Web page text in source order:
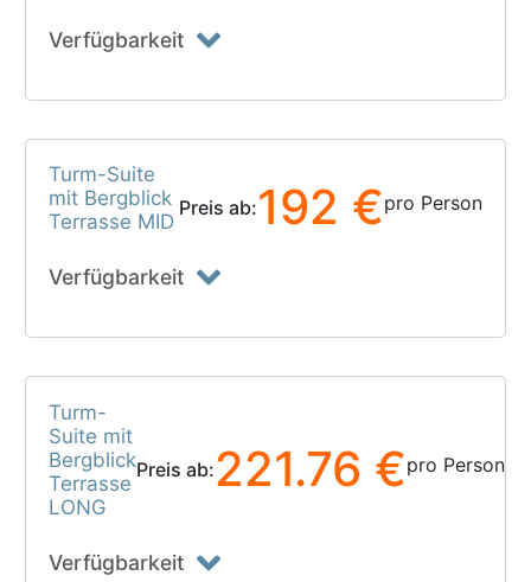
Verfügbarkeit
Turm-Suite
mit Bergblick
Terrasse MID
Preis ab:192 €pro Person
Verfügbarkeit
Turm-
Suite mit
Bergblick
Terrasse
LONG
Preis ab:221.76 €pro Person
Verfügbarkeit